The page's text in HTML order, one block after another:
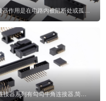
排母连接器Female Header，排母连接器作用是在电路内被阻断处或孤立不通...